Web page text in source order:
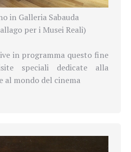
in Galleria Sabauda
per i Musei Reali)
in programma questo fine
speciali dedicate alla
al mondo del cinema